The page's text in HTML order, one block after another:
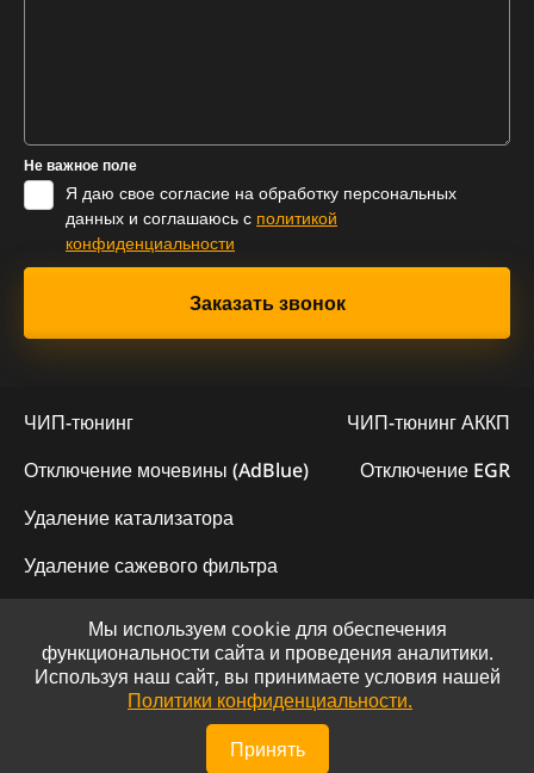
Не важное поле
Я даю свое согласие на обработку персональных
данных и соглашаюсь с политикой
конфиденциальности
ЧИП-тюнинг
ЧИП-тюнинг АККП
Отключение мочевины (AdBlue)
Отключение EGR
Удаление катализатора
Удаление сажевого фильтра
© 2023 - Официальный сайт "ChipLogic"
Политика конфиденциальности
Сайт разработан компанией DS-ART
Мы используем cookie для обеспечения
функциональности сайта и проведения аналитики.
Используя наш сайт, вы принимаете условия нашей
Политики конфиденциальности.
Принять